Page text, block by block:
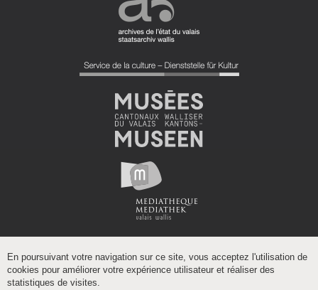
En poursuivant votre navigation sur ce site, vous acceptez l'utilisation de
cookies pour améliorer votre expérience utilisateur et réaliser des
statistiques de visites.